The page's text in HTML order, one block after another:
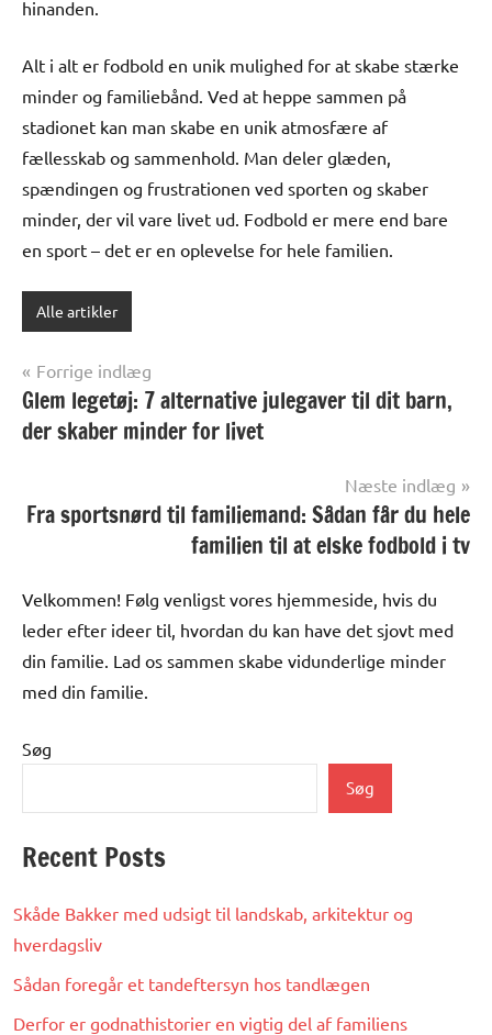
hinanden.
Alt i alt er fodbold en unik mulighed for at skabe stærke
minder og familiebånd. Ved at heppe sammen på
stadionet kan man skabe en unik atmosfære af
fællesskab og sammenhold. Man deler glæden,
spændingen og frustrationen ved sporten og skaber
minder, der vil vare livet ud. Fodbold er mere end bare
en sport – det er en oplevelse for hele familien.
Alle artikler
Indlægsnavigation
Forrige indlæg
Glem legetøj: 7 alternative julegaver til dit barn,
der skaber minder for livet
Næste indlæg
Fra sportsnørd til familiemand: Sådan får du hele
familien til at elske fodbold i tv
Velkommen! Følg venligst vores hjemmeside, hvis du
leder efter ideer til, hvordan du kan have det sjovt med
din familie. Lad os sammen skabe vidunderlige minder
med din familie.
Søg
Søg
Recent Posts
Skåde Bakker med udsigt til landskab, arkitektur og
hverdagsliv
Sådan foregår et tandeftersyn hos tandlægen
Derfor er godnathistorier en vigtig del af familiens